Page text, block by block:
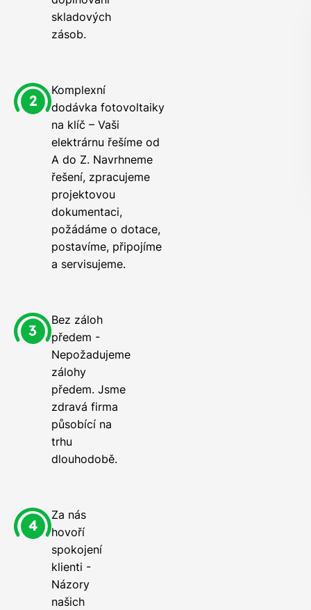
skladových
zásob.
Komplexní
dodávka fotovoltaiky
na klíč – Vaši
elektrárnu řešíme od
A do Z. Navrhneme
řešení, zpracujeme
projektovou
dokumentaci,
požádáme o dotace,
postavíme, připojíme
a servisujeme.
Bez záloh
předem -
Nepožadujeme
zálohy
předem. Jsme
zdravá firma
působící na
trhu
dlouhodobě.
Za nás
hovoří
spokojení
klienti -
Názory
našich